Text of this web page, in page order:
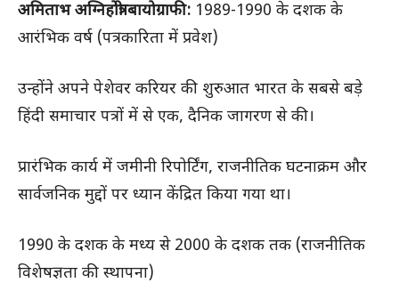
अमिताभ अग्निहोत्री बायोग्राफी: 1989-1990 के दशक के
आरंभिक वर्ष (पत्रकारिता में प्रवेश)
उन्होंने अपने पेशेवर करियर की शुरुआत भारत के सबसे बड़े
हिंदी समाचार पत्रों में से एक, दैनिक जागरण से की।
प्रारंभिक कार्य में जमीनी रिपोर्टिंग, राजनीतिक घटनाक्रम और
सार्वजनिक मुद्दों पर ध्यान केंद्रित किया गया था।
1990 के दशक के मध्य से 2000 के दशक तक (राजनीतिक
विशेषज्ञता की स्थापना)